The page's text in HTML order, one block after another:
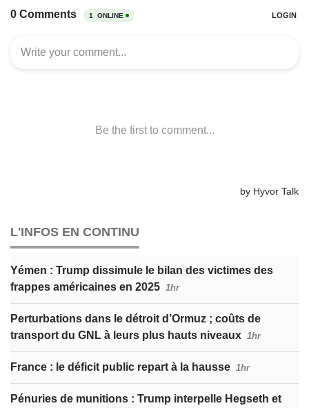
L'INFOS EN CONTINU
Yémen : Trump dissimule le bilan des victimes des
frappes américaines en 2025 1hr
Perturbations dans le détroit d’Ormuz ; coûts de
transport du GNL à leurs plus hauts niveaux 1hr
France : le déficit public repart à la hausse 1hr
Pénuries de munitions : Trump interpelle Hegseth et